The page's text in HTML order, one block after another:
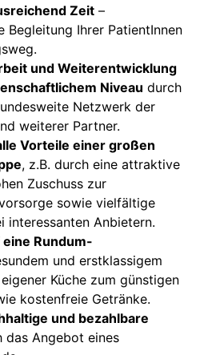
Zeit –
Begleitung Ihrer PatientInnen
und Weiterentwicklung
Niveau durch
Netzwerk der
weiterer Partner.
Vorteile einer großen
, z.B. durch eine attraktive
Zuschuss zur
sowie vielfältige
interessanten Anbietern.
eine Rundum-
und erstklassigem
Küche zum günstigen
kostenfreie Getränke.
und bezahlbare
das Angebot eines